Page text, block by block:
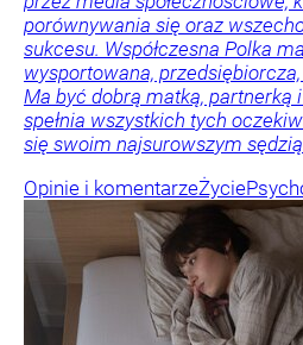
porównywania się oraz
sukcesu. Współczesna Polka
wysportowana,
Ma być dobrą matką, partnerką
spełnia wszystkich tych
się swoim najsurowszym
Opinie i komentarzeŻycie